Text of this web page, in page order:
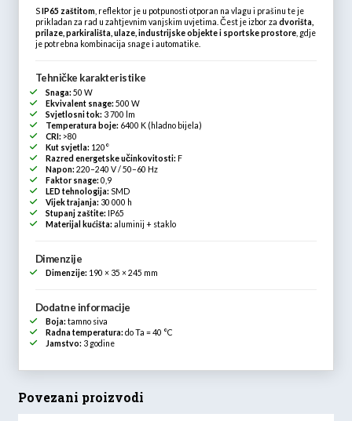
SIP65 zaštitom , reflektor je u potpunosti otporan na vlagu i prašinu te je
prikladan za rad u zahtjevnim vanjskim uvjetima. Čest je izbor za dvorišta,
prilaze, parkirališta, ulaze, industrijske objekte i sportske prostore, gdje
je potrebna kombinacija snage i automatike.
Tehničke karakteristike
Snaga: 50 W
Ekvivalent snage: 500 W
Svjetlosni tok: 3 700 lm
Temperatura boje: 6400 K (hladno bijela)
CRI: >80
Kut svjetla: 120°
Razred energetske učinkovitosti: F
Napon: 220–240 V / 50–60 Hz
Faktor snage: 0,9
LED tehnologija: SMD
Vijek trajanja: 30 000 h
Stupanj zaštite: IP65
Materijal kućišta: aluminij + staklo
Dimenzije
Dimenzije: 190 × 35 × 245 mm
Dodatne informacije
Boja: tamno siva
Radna temperatura: do Ta = 40 °C
Jamstvo: 3 godine
Povezani proizvodi